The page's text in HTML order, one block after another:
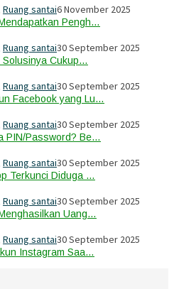
Ruang santai6 November 2025
Pengh…
Ruang santai30 September 2025
Solusinya Cukup…
Ruang santai30 September 2025
Facebook yang Lu…
Ruang santai30 September 2025
PIN/Password? Be…
Ruang santai30 September 2025
Terkunci Diduga …
Ruang santai30 September 2025
Uang…
Ruang santai30 September 2025
Instagram Saa…